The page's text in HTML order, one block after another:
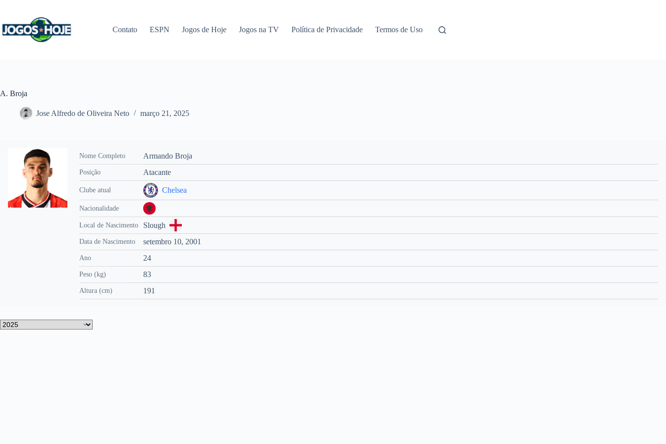
conteúdo
Contato ESPN Jogos de Hoje Jogos na TV Política de Privacidade Termos de Uso
A. Broja
Jose Alfredo de Oliveira Neto março 21, 2025
Nome Completo Armando Broja
Posição Atacante
Clube atual Chelsea
Nacionalidade
Local de Nascimento Slough
Data de Nascimento setembro 10, 2001
Ano 24
Peso (kg) 83
Altura (cm) 191